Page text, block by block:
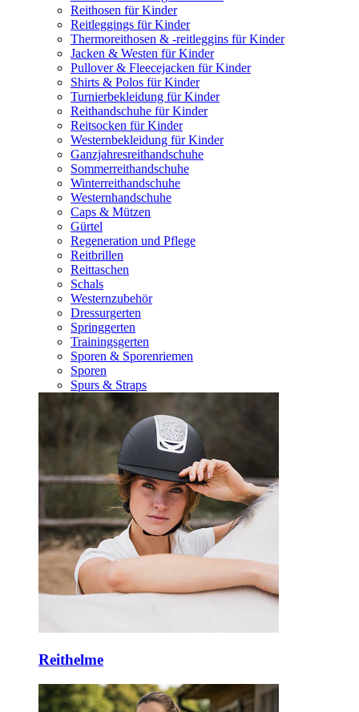
Reithosen für Kinder
Reitleggings für Kinder
Thermoreithosen & -reitleggins für Kinder
Jacken & Westen für Kinder
Pullover & Fleecejacken für Kinder
Shirts & Polos für Kinder
Turnierbekleidung für Kinder
Reithandschuhe für Kinder
Reitsocken für Kinder
Westernbekleidung für Kinder
Ganzjahresreithandschuhe
Sommerreithandschuhe
Winterreithandschuhe
Westernhandschuhe
Caps & Mützen
Gürtel
Regeneration und Pflege
Reitbrillen
Reittaschen
Schals
Westernzubehör
Dressurgerten
Springgerten
Trainingsgerten
Sporen & Sporenriemen
Sporen
Spurs & Straps
Reithelme